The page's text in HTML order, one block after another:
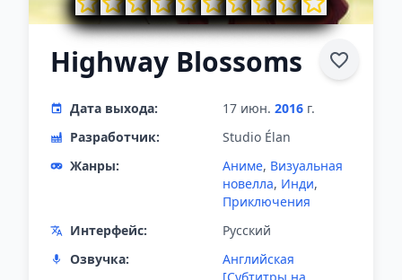
Highway Blossoms
Дата выхода: 17 июн. 2016 г.
Разработчик:
Studio Élan
Жанры:
Аниме, Визуальная
новелла, Инди,
Приключения
Интерфейс:
Русский
Озвучка:
Английская